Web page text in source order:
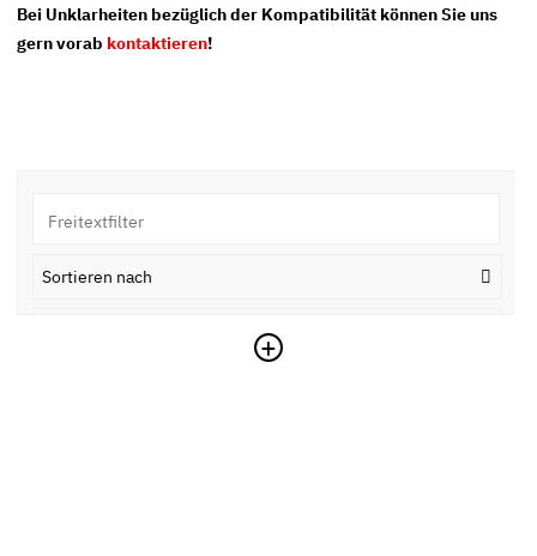
Bei Unklarheiten bezüglich der Kompatibilität können Sie uns
gern vorab kontaktieren!
Sortieren nach
+